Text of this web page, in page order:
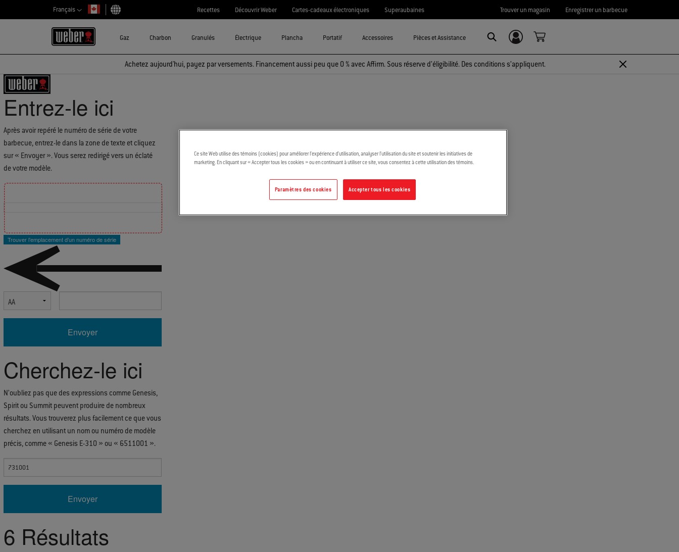
Français
Choisir un pays
Recettes Découvrir Weber Cartes-cadeaux électroniques Superaubaines Trouver un magasin Enregistrer un barbecue
Gaz Charbon Granulés Électrique Plancha Portatif Accessoires Pièces et Assistance
Connexion/
Inscription
Achetez aujourd'hui, payez par versements. Financement aussi peu que 0 % avec Affirm. Sous réserve d’éligibilité. Des conditions s’appliquent.
Entrez-le ici
Après avoir repéré le numéro de série de votre
barbecue, entrez-le dans la zone de texte et cliquez
sur « Envoyer ». Vous serez redirigé vers un éclaté
de votre modèle.
Find the location of your Serial Number
Trouver l’emplacement d’un numéro de série
Cherchez-le ici
N’oubliez pas que des expressions comme Genesis,
Spirit ou Summit peuvent produire de nombreux
résultats. Vous trouverez plus facilement ce que vous
cherchez en utilisant un nom ou numéro de modèle
précis, comme « Genesis E-310 » ou « 6511001 ».
6 Résultats
Ce site Web utilise des témoins (cookies) pour améliorer l’expérience d’utilisation, analyser l’utilisation du site et soutenir les initiatives de
marketing. En cliquant sur « Accepter tous les cookies » ou en continuant à utiliser ce site, vous consentez à cette utilisation des témoins.
Accepter tous les cookies
Paramètres des cookies